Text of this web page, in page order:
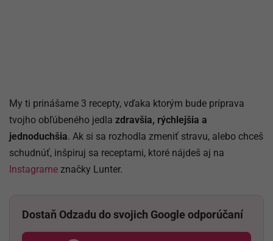
My ti prinášame 3 recepty, vďaka ktorým bude príprava
tvojho obľúbeného jedla zdravšia, rýchlejšia a
jednoduchšia. Ak si sa rozhodla zmeniť stravu, alebo chceš
schudnúť, inšpiruj sa receptami, ktoré nájdeš aj na
Instagrame značky Lunter.
Dostaň Odzadu do svojich Google odporúčaní